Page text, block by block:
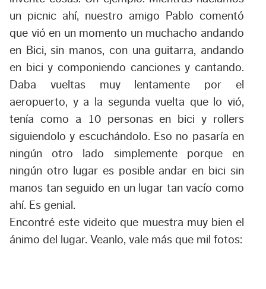
un picnic ahí, nuestro amigo Pablo comentó
que vió en un momento un muchacho andando
en Bici, sin manos, con una guitarra, andando
en bici y componiendo canciones y cantando.
Daba vueltas muy lentamente por el
aeropuerto, y a la segunda vuelta que lo vió,
tenía como a 10 personas en bici y rollers
siguiendolo y escuchándolo. Eso no pasaría en
ningún otro lado simplemente porque en
ningún otro lugar es posible andar en bici sin
manos tan seguido en un lugar tan vacío como
ahí. Es genial.
Encontré este videito que muestra muy bien el
ánimo del lugar. Veanlo, vale más que mil fotos: